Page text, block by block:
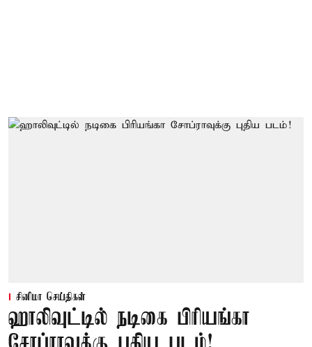
சினிமா செய்திகள்
ஹாலிவுட்டில் நடிகை பிரியங்கா